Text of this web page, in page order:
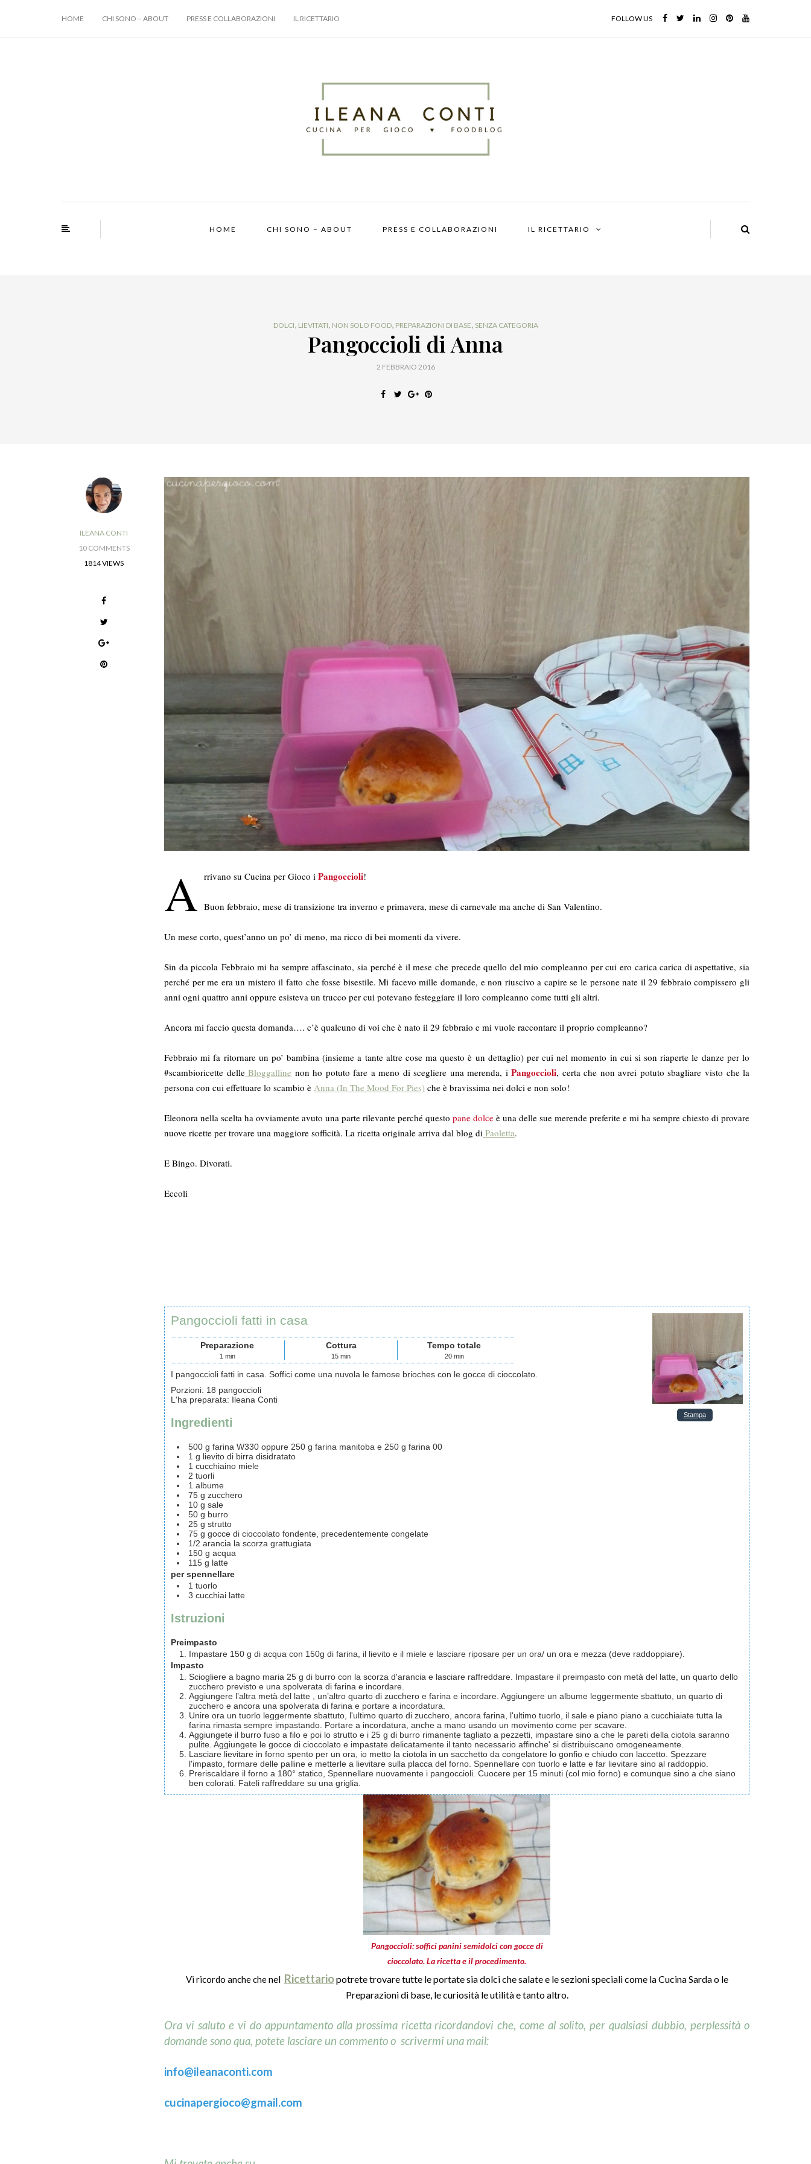
HOME CHI SONO – ABOUT PRESS E COLLABORAZIONI IL RICETTARIO FOLLOW US
HOME CHI SONO – ABOUT PRESS E COLLABORAZIONI IL RICETTARIO
DOLCI, LIEVITATI, NON SOLO FOOD, PREPARAZIONI DI BASE, SENZA CATEGORIA
Pangoccioli di Anna
2 FEBBRAIO 2016
ILEANA CONTI
10 COMMENTS
1814 VIEWS
A rrivano su Cucina per Gioco i Pangoccioli!
Buon febbraio, mese di transizione tra inverno e primavera, mese di carnevale ma anche di San Valentino.
Un mese corto, quest’anno un po’ di meno, ma ricco di bei momenti da vivere.
Sin da piccola Febbraio mi ha sempre affascinato, sia perché è il mese che precede quello del mio compleanno per cui ero carica carica di aspettative, sia
perché per me era un mistero il fatto che fosse bisestile. Mi facevo mille domande, e non riuscivo a capire se le persone nate il 29 febbraio compissero gli
anni ogni quattro anni oppure esisteva un trucco per cui potevano festeggiare il loro compleanno come tutti gli altri.
Ancora mi faccio questa domanda…. c’è qualcuno di voi che è nato il 29 febbraio e mi vuole raccontare il proprio compleanno?
Febbraio mi fa ritornare un po’ bambina (insieme a tante altre cose ma questo è un dettaglio) per cui nel momento in cui si son riaperte le danze per lo
#scambioricette delleBloggalline non ho potuto fare a meno di scegliere una merenda, iPangoccioli, certa che non avrei potuto sbagliare visto che la
persona con cui effettuare lo scambio è Anna (In The Mood For Pies) che è bravissima nei dolci e non solo!
Eleonora nella scelta ha ovviamente avuto una parte rilevante perché questo pane dolce è una delle sue merende preferite e mi ha sempre chiesto di provare
nuove ricette per trovare una maggiore sofficità. La ricetta originale arriva dal blog di Paoletta.
E Bingo. Divorati.
Eccoli
Stampa
Pangoccioli fatti in casa
Preparazione
1 min
Cottura
15 min
Tempo totale
20 min
I pangoccioli fatti in casa. Soffici come una nuvola le famose brioches con le gocce di cioccolato.
Porzioni: 18 pangoccioli
L'ha preparata: Ileana Conti
Ingredienti
500 g farina W330 oppure 250 g farina manitoba e 250 g farina 00
1 g lievito di birra disidratato
1 cucchiaino miele
2 tuorli
1 albume
75 g zucchero
10 g sale
50 g burro
25 g strutto
75 g gocce di cioccolato fondente, precedentemente congelate
1/2 arancia la scorza grattugiata
150 g acqua
115 g latte
per spennellare
1 tuorlo
3 cucchiai latte
Istruzioni
Preimpasto
Impastare 150 g di acqua con 150g di farina, il lievito e il miele e lasciare riposare per un ora/ un ora e mezza (deve raddoppiare).
Impasto
Sciogliere a bagno maria 25 g di burro con la scorza d'arancia e lasciare raffreddare. Impastare il preimpasto con metà del latte, un quarto dello
zucchero previsto e una spolverata di farina e incordare.
Aggiungere l’altra metà del latte , un’altro quarto di zucchero e farina e incordare. Aggiungere un albume leggermente sbattuto, un quarto di
zucchero e ancora una spolverata di farina e portare a incordatura.
Unire ora un tuorlo leggermente sbattuto, l'ultimo quarto di zucchero, ancora farina, l'ultimo tuorlo, il sale e piano piano a cucchiaiate tutta la
farina rimasta sempre impastando. Portare a incordatura, anche a mano usando un movimento come per scavare.
Aggiungete il burro fuso a filo e poi lo strutto e i 25 g di burro rimanente tagliato a pezzetti, impastare sino a che le pareti della ciotola saranno
pulite. Aggiungete le gocce di cioccolato e impastate delicatamente il tanto necessario affinche' si distribuiscano omogeneamente.
Lasciare lievitare in forno spento per un ora, io metto la ciotola in un sacchetto da congelatore lo gonfio e chiudo con laccetto. Spezzare
l'impasto, formare delle palline e metterle a lievitare sulla placca del forno. Spennellare con tuorlo e latte e far lievitare sino al raddoppio.
Preriscaldare il forno a 180° statico, Spennellare nuovamente i pangoccioli. Cuocere per 15 minuti (col mio forno) e comunque sino a che siano
ben colorati. Fateli raffreddare su una griglia.
Pangoccioli: soffici panini semidolci con gocce di
cioccolato. La ricetta e il procedimento.
Vi ricordo anche chenel Ricettariopotrete trovare tutte le portate sia dolci che salate e le sezioni speciali come la Cucina Sarda o le
Preparazioni di base, le curiosità le utilità e tanto altro.
Ora vi saluto e vi do appuntamento alla prossima ricetta ricordandovi che, come al solito, per qualsiasi dubbio, perplessità o
domande sono qua, potete lasciare un commento o scrivermi una mail:
info@ileanaconti.com
cucinapergioco@gmail.com